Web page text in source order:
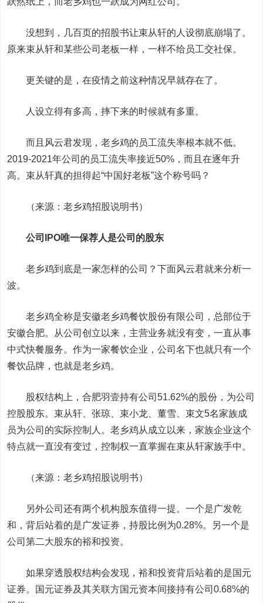
没想到，几百页的招股书让束从轩的人设彻底崩塌了。
原来束从轩和某些公司老板一样，一样不给员工交社保。
更关键的是，在疫情之前这种情况早就存在了。
人设立得有多高，摔下来的时候就有多重。
而且风云君发现，老乡鸡的员工流失率根本就不低。
2019-2021年公司的员工流失率接近50%，而且在逐年升
高。束从轩真的担得起“中国好老板”这个称号吗？
（来源：老乡鸡招股说明书）
公司IPO唯一保荐人是公司的股东
老乡鸡到底是一家怎样的公司？下面风云君就来分析一
波。
老乡鸡全称是安徽老乡鸡餐饮股份有限公司，总部位于
安徽合肥。从公司创立以来，主营业务就没有变，一直从事
中式快餐服务。作为一家餐饮企业，公司名下也就只有一个
餐饮品牌，也就是老乡鸡。
股权结构上，合肥羽壹持有公司51.62%的股份，为公司
控股股东。束从轩、张琼、束小龙、董雪、束文5名家族成
员为公司的实际控制人。老乡鸡从成立以来，家族企业这个
特点就一直没有变过，控制权一直掌握在束从轩家族手中。
（来源：老乡鸡招股说明书）
另外公司还有两个机构股东值得一提。一个是广发乾
和，背后站着的是广发证券 ，持股比例为0.28%。另一个是
公司第二大股东的裕和投资。
如果穿透股权结构会发现，裕和投资背后站着的是国元
证券。国元证券及其关联方国元资本间接持有公司0.68%的